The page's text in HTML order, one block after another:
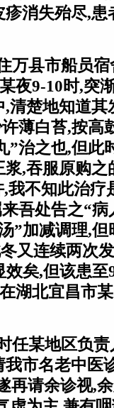
消失殆尽,
万县市船员
夜9-10时,突
清楚地知道其
薄白苔,按高
”治之也,但此
,吞服原购之
我不知此治疗
吾处告之“
”加减调理,
又连续两次
矣,但该患至
湖北宜昌市
任某地区负
市名老中医
再请余诊视,